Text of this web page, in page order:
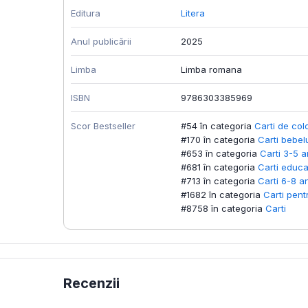
Editura Litera
Anul publicării 2025
Limba Limba romana
ISBN 9786303385969
Scor Bestseller #54 în categoria Carti de
#170 în categoria Carti
#653 în categoria Carti 3-5
#681 în categoria Carti
#713 în categoria Carti 6-8
#1682 în categoria Carti
#8758 în categoria Carti
Recenzii